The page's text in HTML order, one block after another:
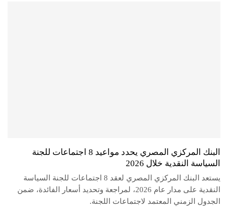
البنك المركزي المصري يحدد مواعيد 8 اجتماعات للجنة
السياسة النقدية خلال 2026
يستعد البنك المركزي المصري لعقد 8 اجتماعات للجنة السياسة
النقدية على مدار عام 2026، لمراجعة وتحديد أسعار الفائدة، ضمن
الجدول الزمني المعتمد لاجتماعات اللجنة.